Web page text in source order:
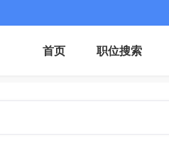
首页 职位搜索